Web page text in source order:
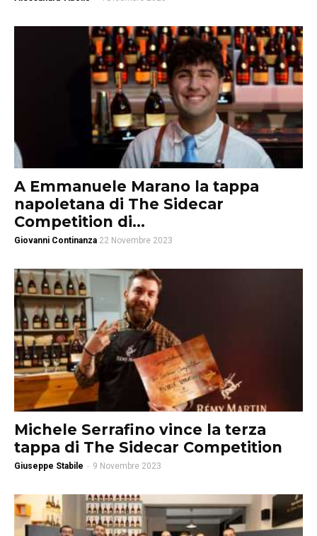
A Emmanuele Marano la tappa
napoletana di The Sidecar
Competition di...
Giovanni Continanza 22 Novembre 2023
Michele Serrafino vince la terza
tappa di The Sidecar Competition
Giuseppe Stabile - 9 Novembre 2023